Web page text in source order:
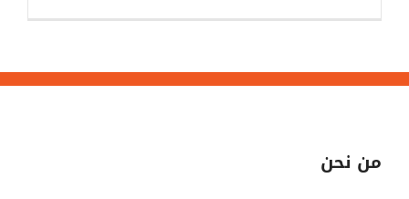
من نحن